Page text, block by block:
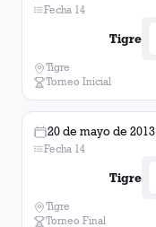
Fecha 14
Tigre
Tigre
Torneo Inicial
20 de mayo de 2013
Fecha 14
Tigre
Tigre
Torneo Final